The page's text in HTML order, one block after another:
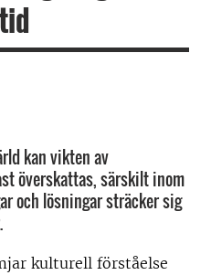
kan vikten av
överskattas, särskilt inom
och lösningar sträcker sig
kulturell förståelse